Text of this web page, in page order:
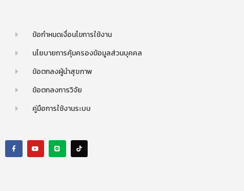
ข้อกำหนดเงื่อนไขการใช้งาน
นโยบายการคุ้มครองข้อมูลส่วนบุคคล
ข้อตกลงผู้นำสุขภาพ
ข้อตกลงการวิจัย
คู่มือการใช้งานระบบ